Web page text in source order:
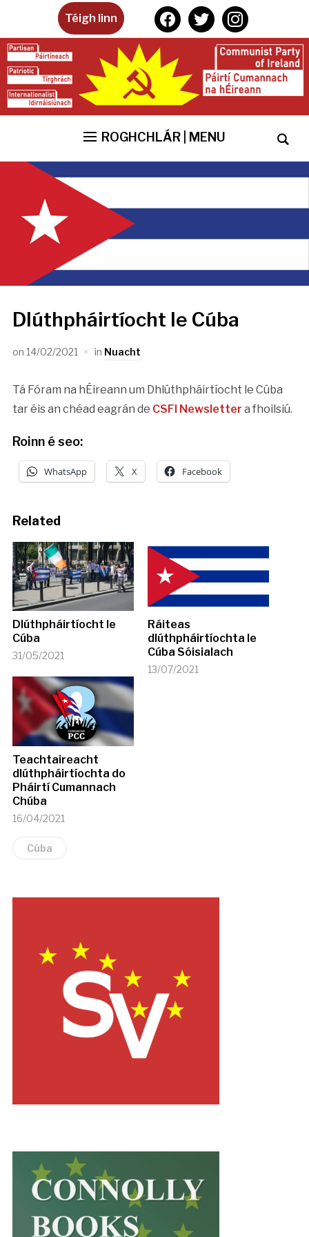
Téigh linn facebooktwitterinstagram
ROGHCHLÁR | MENU
Dlúthpháirtíocht le Cúba
on 14/02/2021 in Nuacht
Tá Fóram na hÉireann um Dhlúthpháirtíocht le Cúba
tar éis an chéad eagrá​n de CSFI Newsletter a fhoilsiú.
Roinn é seo:
WhatsApp X Facebook
Related
Dlúthpháirtíocht le
Cúba
31/05/2021
Ráiteas
dlúthpháirtíochta le
Cúba Sóisialach
13/07/2021
Teachtaireacht
dlúthpháirtíochta do
Pháirtí Cumannach
Chúba
16/04/2021
Cúba